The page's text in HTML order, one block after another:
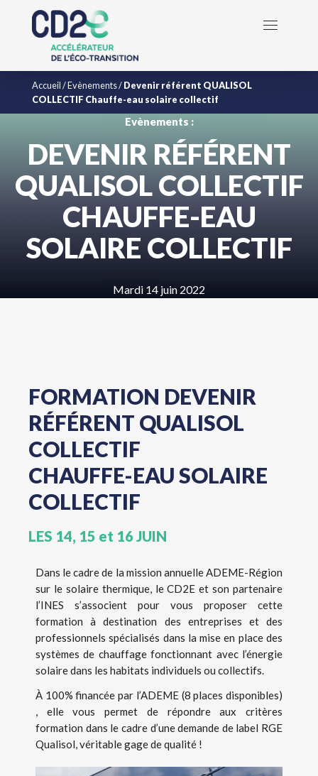
Accueil/Evènements/Devenir référent QUALISOL
COLLECTIF Chauffe-eau solaire collectif
Evènements :
DEVENIR RÉFÉRENT
QUALISOL COLLECTIF
CHAUFFE-EAU
SOLAIRE COLLECTIF
Mardi 14 juin 2022
FORMATION DEVENIR
RÉFÉRENT QUALISOL
COLLECTIF
CHAUFFE-EAU SOLAIRE
COLLECTIF
LES 14, 15 et 16 JUIN
Dans le cadre de la mission annuelle ADEME-Région
sur le solaire thermique, le CD2E et son partenaire
l’INES s’associent pour vous proposer cette
formation à destination des entreprises et des
professionnels spécialisés dans la mise en place des
systèmes de chauffage fonctionnant avec l’énergie
solaire dans les habitats individuels ou collectifs.
À 100% financée par l’ADEME (8 places disponibles)
, elle vous permet de répondre aux critères
formation dans le cadre d’une demande de label RGE
Qualisol, véritable gage de qualité !